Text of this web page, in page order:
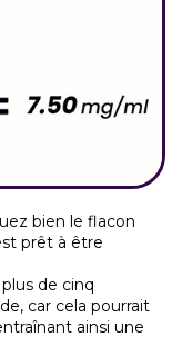
bien le flacon
prêt à être
de cinq
car cela pourrait
ainsi une